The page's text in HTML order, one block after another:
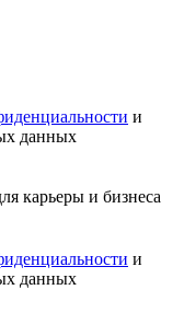
и
данных
карьеры и бизнеса
и
данных